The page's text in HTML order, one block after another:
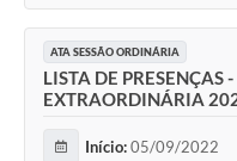
ATA SESSÃO ORDINÁRIA
LISTA DE PRESENÇAS
EXTRAORDINÁRIA
Início:05/09/2022